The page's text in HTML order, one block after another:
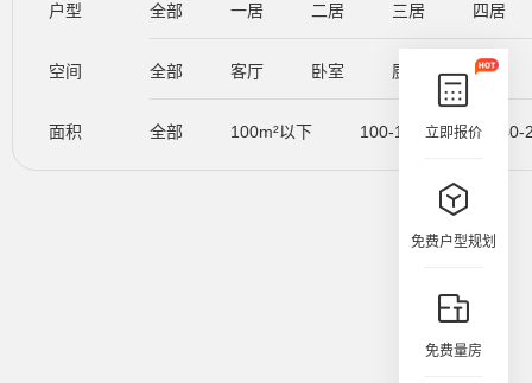
立即报价
免费户型规划
免费量房
户型 全部 一居 二居 三居 四居
空间 全部 客厅 卧室 厨房 餐厅
面积 全部 100m²以下 100-140m²